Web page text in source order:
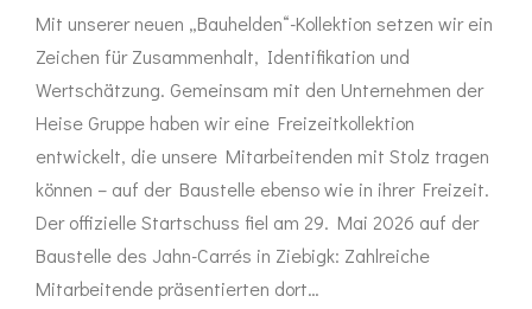
Mit unserer neuen „Bauhelden“-Kollektion setzen wir ein
Zeichen für Zusammenhalt, Identifikation und
Wertschätzung. Gemeinsam mit den Unternehmen der
Heise Gruppe haben wir eine Freizeitkollektion
entwickelt, die unsere Mitarbeitenden mit Stolz tragen
können – auf der Baustelle ebenso wie in ihrer Freizeit.
Der offizielle Startschuss fiel am 29. Mai 2026 auf der
Baustelle des Jahn-Carrés in Ziebigk: Zahlreiche
Mitarbeitende präsentierten dort…